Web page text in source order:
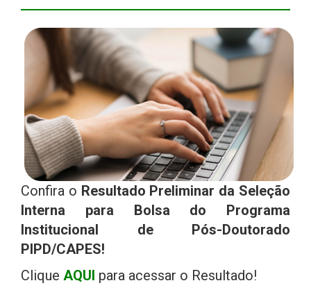
Confira o Resultado Preliminar da Seleção
Interna para Bolsa do Programa
Institucional de Pós-Doutorado
PIPD/CAPES!
Clique AQUI para acessar o Resultado!